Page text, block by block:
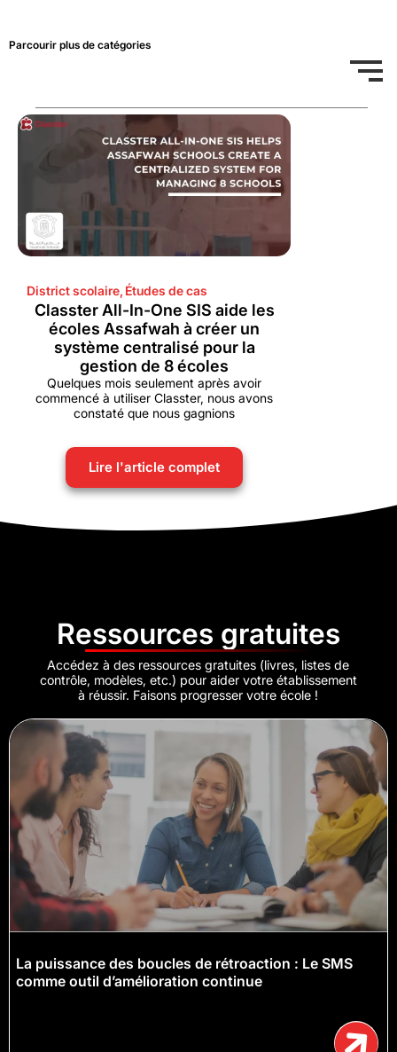
Parcourir plus de catégories
District scolaire, Études de cas
Classter All-In-One SIS aide les
écoles Assafwah à créer un
système centralisé pour la
gestion de 8 écoles
Quelques mois seulement après avoir
commencé à utiliser Classter, nous avons
constaté que nous gagnions
Lire l'article complet
Ressources gratuites
Accédez à des ressources gratuites (livres, listes de
contrôle, modèles, etc.) pour aider votre établissement
à réussir. Faisons progresser votre école !
La puissance des boucles de rétroaction : Le SMS
comme outil d’amélioration continue